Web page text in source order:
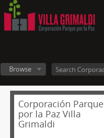
Browse
Corporación Parque
por la Paz Villa
Grimaldi